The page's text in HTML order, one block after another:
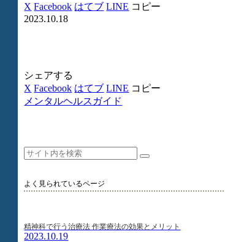
X Facebook はてブ LINE コピー
2023.10.18
シェアする
X Facebook はてブ LINE コピー
メンタルヘルスガイド
よく見られているページ
精神科で行う治療法 作業療法の効果とメリット
2023.10.19